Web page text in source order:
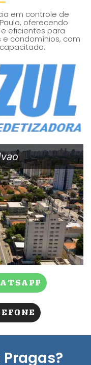
em controle de
oferecendo
eficientes para
e condomínios, com